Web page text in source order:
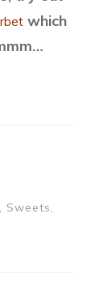
which
Sweets,